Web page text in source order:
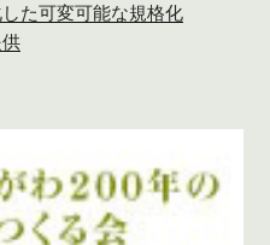
た可変可能な規格化